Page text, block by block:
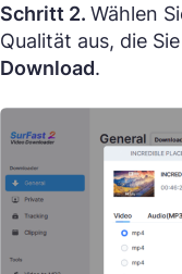
Schritt 2. Wählen
Qualität aus, die
Download.